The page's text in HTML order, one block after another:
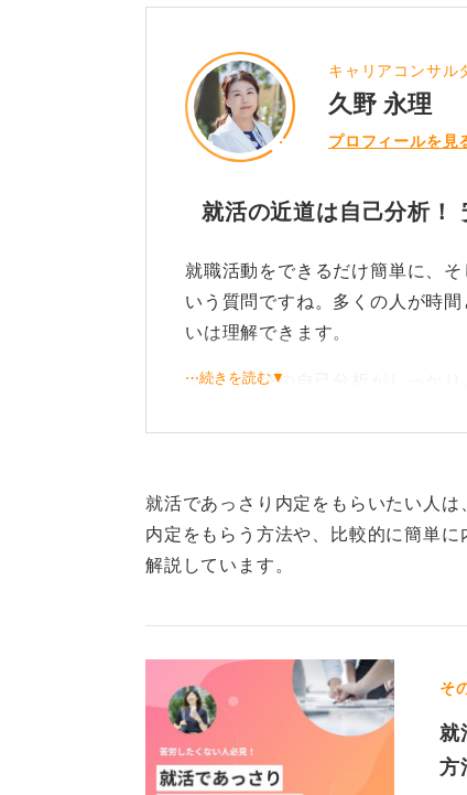
キャリアコンサル
久野 永理
プロフィールを見
就活の近道は自己分析！
就職活動をできるだけ簡単に、
いう質問ですね。多くの人が時
いは理解できます。
まず、自身の自己分析がしっか
内定はゴールじゃない！
手っ取り早く終わらせる方法と
か、将来的なキャリアプランも
す。
最近では、1日でエントリーから
ピーディーな選考方法を採用し
しかし、目先の内定に安易に飛
⋯続きを読む▼
就活であっさり内定をもらいたい人
内定をもらう方法や、比較的に簡単
解説しています。
そ
就
方